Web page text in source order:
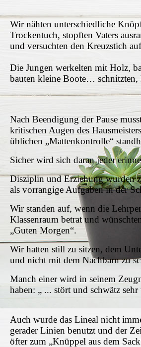
Wir nähten unterschiedliche
Trockentuch, stopften Vaters
und versuchten den Kreuzstich
Die Jungen werkelten mit Holz,
bauten kleine Boote… schnitzten,
Nach Beendigung der Pause
kritischen Augen des
üblichen „Mattenkontrolle“
Sicher wird sich daran jeder
Disziplin und Erziehung wurden
als vorrangige Aufgaben in der
Wir standen auf, wenn die
Klassenraum betrat und
„Guten Morgen“.
Wir hatten still zu sitzen, dem
und nicht mit dem Nachbarn zu
Manch einer wird in seinem
haben: „ ... stört und schwätz
Auch wurde das Lineal nicht
gerader Linien benutzt und der
öfter zum „Knüppel aus dem